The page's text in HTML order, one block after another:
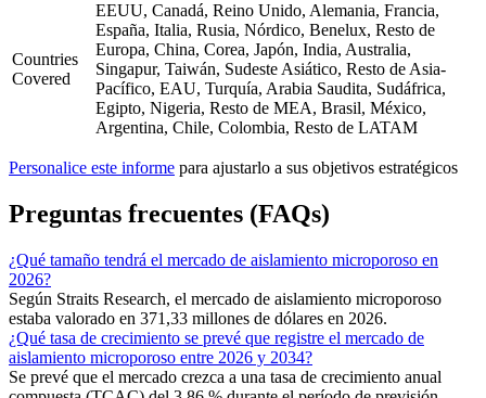
Countries
Covered
EEUU, Canadá, Reino Unido, Alemania, Francia,
España, Italia, Rusia, Nórdico, Benelux, Resto de
Europa, China, Corea, Japón, India, Australia,
Singapur, Taiwán, Sudeste Asiático, Resto de Asia-
Pacífico, EAU, Turquía, Arabia Saudita, Sudáfrica,
Egipto, Nigeria, Resto de MEA, Brasil, México,
Argentina, Chile, Colombia, Resto de LATAM
Personalice este informe para ajustarlo a sus objetivos estratégicos
Preguntas frecuentes (FAQs)
¿Qué tamaño tendrá el mercado de aislamiento microporoso en
2026?
Según Straits Research, el mercado de aislamiento microporoso
estaba valorado en 371,33 millones de dólares en 2026.
¿Qué tasa de crecimiento se prevé que registre el mercado de
aislamiento microporoso entre 2026 y 2034?
Se prevé que el mercado crezca a una tasa de crecimiento anual